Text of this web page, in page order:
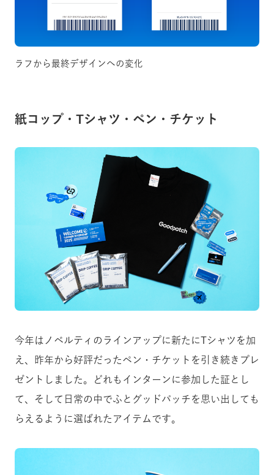
ラフから最終デザインへの変化
紙コップ・Tシャツ・ペン・チケット
今年はノベルティのラインアップに新たにTシャツを加
え、昨年から好評だったペン・チケットを引き続きプレ
ゼントしました。どれもインターンに参加した証とし
て、そして日常の中でふとグッドパッチを思い出しても
らえるように選ばれたアイテムです。